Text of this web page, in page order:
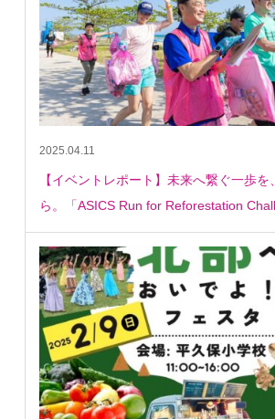
2025.04.11
【イベントレポート】未来へ繋ぐ一歩
ら。「ASICS Run for Reforestation